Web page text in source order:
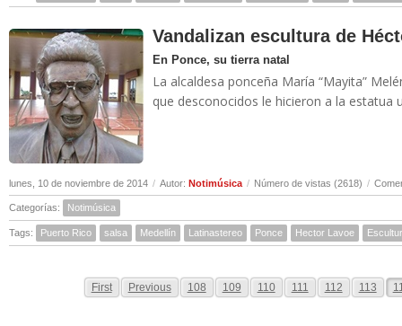
Vandalizan escultura de
En Ponce, su tierra natal
La alcaldesa ponceña María “Mayita”
que desconocidos le hicieron a la estatua
lunes, 10 de noviembre de 2014 / Autor: Notimúsica / Número de vistas (2618) /
Categorías: Notimúsica
Tags: Puerto Rico salsa Medellín Latinastereo Ponce Hector Lavoe
First Previous 108 109 110 111 112 113